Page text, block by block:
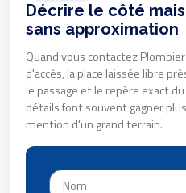
Décrire le côté
sans approximation
Quand vous contactez
d'accès, la place laissée libre
le passage et le repère exact
détails font souvent gagner
mention d'un grand terrain.